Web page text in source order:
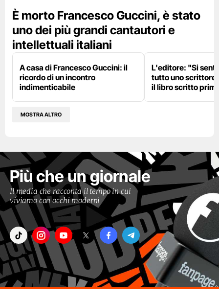
È morto Francesco Guccini, è stato
uno dei più grandi cantautori e
intellettuali italiani
A casa di Francesco Guccini: il
ricordo di un incontro
indimenticabile
L'editore: "Si
tutto uno
il libro scritto
MOSTRA ALTRO
Più che un giornale
Il media che racconta il tempo in cui
viviamo con occhi moderni